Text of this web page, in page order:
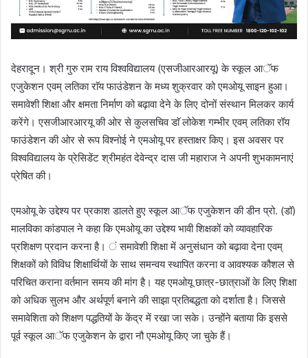
देहरादून। श्री गुरु राम राय विश्वविद्यालय (एसजीआरआरयू) के स्कूल आॅफ
एजुकेशन एवम् लतिका राॅय फाउंडेशन के मध्य शुक्रवार को एमओयू साइन हुआ।
समावेशी शिक्षा और क्षमता निर्माण को बढ़ावा देने के लिए दोनों संस्थान मिलकर कार्य
करेंगे। एसजीआरआरयू की ओर से कुलसचिव डाॅ लोकेश गम्भीर एवम् लतिका रॉय
फाउंडेशन की ओर से रूप विश्नोई ने एमओयू पर हस्ताक्षर किए। इस अवसर पर
विश्वविद्यालय के प्रेसिडेंट श्रीमहंत देवेन्द्र दास जी महाराज ने अपनी शुभकामनाएं
प्रेषित की।
एमओयू के उद्देश्य पर प्रकाश डालते हुए स्कूल आॅफ एजुकेशन की डीन प्रो. (डॉ)
मालविका कांडपाल ने कहा कि एमओयू का उद्देश्य भावी शिक्षकों को व्यावहारिक
प्रशिक्षण प्रदान करना है। ं समावेशी शिक्षा में अनुसंधान को बढ़ावा देना एवम्
शिक्षकों को विविध शिक्षार्थियों के साथ समन्वय स्थापित करना व आवश्यक कौशल से
परिचित कराना वर्तमान समय की मांग है। यह एमओयू छात्र-छात्राओं के लिए शिक्षा
को अधिक सुलभ और अर्थपूर्ण बनाने की साझा प्रतिबद्धता को दर्शाता है। जिससे
समावेशिता को शिक्षण पद्धतियों के केंद्र में रखा जा सके। उन्होंने बताया कि इससे
पूर्व स्कूल आॅफ एजुकेशन के द्वारा नौ एमओयू किए जा चुके हैं।